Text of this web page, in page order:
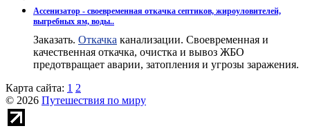
Ассенизатор - своевременная откачка септиков, жироуловителей,
выгребных ям, воды..
Заказать. Откачка канализации. Своевременная и
качественная откачка, очистка и вывоз ЖБО
предотвращает аварии, затопления и угрозы заражения.
Карта сайта: 1 2
© 2026 Путешествия по миру